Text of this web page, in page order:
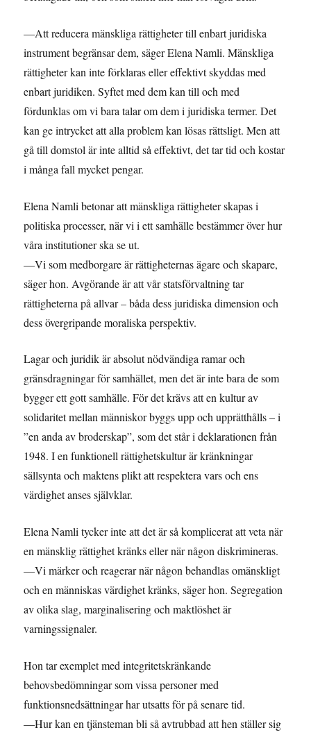
—Att reducera mänskliga rättigheter till enbart juridiska
instrument begränsar dem, säger Elena Namli. Mänskliga
rättigheter kan inte förklaras eller effektivt skyddas med
enbart juridiken. Syftet med dem kan till och med
fördunklas om vi bara talar om dem i juridiska termer. Det
kan ge intrycket att alla problem kan lösas rättsligt. Men att
gå till domstol är inte alltid så effektivt, det tar tid och kostar
i många fall mycket pengar.
Elena Namli betonar att mänskliga rättigheter skapas i
politiska processer, när vi i ett samhälle bestämmer över hur
våra institutioner ska se ut.
—Vi som medborgare är rättigheternas ägare och skapare,
säger hon. Avgörande är att vår statsförvaltning tar
rättigheterna på allvar – båda dess juridiska dimension och
dess övergripande moraliska perspektiv.
Lagar och juridik är absolut nödvändiga ramar och
gränsdragningar för samhället, men det är inte bara de som
bygger ett gott samhälle. För det krävs att en kultur av
solidaritet mellan människor byggs upp och upprätthålls – i
”en anda av broderskap”, som det står i deklarationen från
1948. I en funktionell rättighetskultur är kränkningar
sällsynta och maktens plikt att respektera vars och ens
värdighet anses självklar.
Elena Namli tycker inte att det är så komplicerat att veta när
en mänsklig rättighet kränks eller när någon diskrimineras.
—Vi märker och reagerar när någon behandlas omänskligt
och en människas värdighet kränks, säger hon. Segregation
av olika slag, marginalisering och maktlöshet är
varningssignaler.
Hon tar exemplet med integritetskränkande
behovsbedömningar som vissa personer med
funktionsnedsättningar har utsatts för på senare tid.
—Hur kan en tjänsteman bli så avtrubbad att hen ställer sig